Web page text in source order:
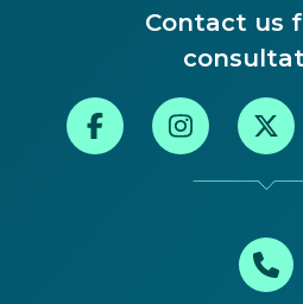
Contact us